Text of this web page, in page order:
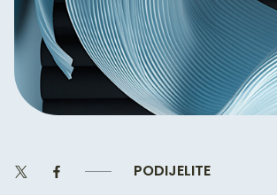
PODIJELITE